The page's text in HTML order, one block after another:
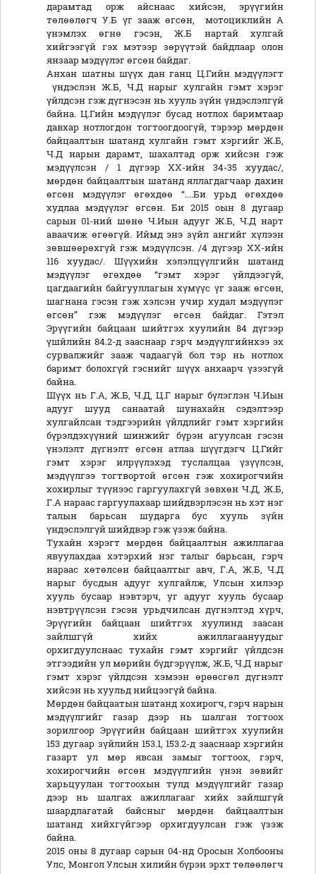
дарамтад орж айснаас хийсэн, эрүүгийн
төлөөлөгч У.Б үг зааж өгсөн, мотоциклийн А
үнэмлэх өгнө гэсэн, Ж.Б нартай хулгай
хийгээгүй гэх мэтээр зөрүүтэй байдлаар олон
янзаар мэдүүлэг өгсөн байдаг.
Анхан шатны шүүх дан ганц Ц.Гийн мэдүүлэгт
үндэслэн Ж.Б, Ч.Д нарыг хулгайн гэмт хэрэг
үйлдсэн гэж дүгнэсэн нь хууль зүйн үндэслэлгүй
байна. Ц.Гийн мэдүүлэг бусад нотлох баримтаар
давхар нотлогдон тогтоогдоогүй, тэрээр мөрдөн
байцаалтын шатанд хулгайн гэмт хэргийг Ж.Б,
Ч.Д нарын дарамт, шахалтад орж хийсэн гэж
мэдүүлсэн / 1 дүгээр ХХ-ийн 34-35 хуудас/,
мөрдөн байцаалтын шатанд яллагдагчаар дахин
өгсөн мэдүүлэг өгөхдөө “....Би урьд өгөхдөө
худлаа мэдүүлэг өгсөн. Би 2015 оын 8 дугаар
сарын 01-ний шөнө Ч.Иын адууг Ж.Б, Ч.Д нарт
аваачиж өгөөгүй. Иймд энэ зүйл ангийг хүлээн
зөвшөөрөхгүй гэж мэдүүлсэн. /4 дүгээр ХХ-ийн
116 хуудас/. Шүүхийн хэлэлцүүлгийн шатанд
мэдүүлэг өгөхдөө “гэмт хэрэг үйлдээгүй,
цагдаагийн байгууллагын хүмүүс үг зааж өгсөн,
шагнана гэсэн гэж хэлсэн учир худал мэдүүлэг
өгсөн” гэж мэдүүлэг өгсөн байдаг. Гэтэл
Эрүүгийн байцаан шийтгэх хуулийн 84 дүгээр
үшйлийн 84.2-д зааснаар гэрч мэдүүлгийнхээ эх
сурвалжийг зааж чадаагүй бол тэр нь нотлох
баримт болохгүй гэснийг шүүх анхаарч үзээгүй
байна.
Шүүх нь Г.А, Ж.Б, Ч.Д, Ц.Г нарыг бүлэглэн Ч.Иын
адууг шууд санаатай шунахайн сэдэлтээр
хулгайлсан тэдгээрийн үйлдлийг гэмт хэргийн
бүрэлдэхүүний шинжийг бүрэн агуулсан гэсэн
үнэлэлт дүгнэлт өгсөн атлаа шүүгдэгч Ц.Гийг
гэмт хэрэг илрүүлэхэд туслалцаа үзүүлсэн,
мэдүүлгээ тогтвортой өгсөн гэж хохирогчийн
хохирлыг түүнээс гаргуулахгүй зөвхөн Ч.Д, Ж.Б,
Г.А нараас гаргуулахаар шийдвэрлэсэн нь хэт нэг
талын барьсан шударга бус хууль зүйн
үндэслэлгүй шийдвэр гэж үзэж байна.
Тухайн хэрэгт мөрдөн байцаалтын ажиллагаа
явуулахдаа хэтэрхий нэг талыг барьсан, гэрч
нараас хөтөлсөн байцаалтыг авч, Г.А, Ж.Б, Ч.Д
нарыг бусдын адууг хулгайлж, Улсын хилээр
хууль бусаар нэвтэрч, уг адууг хууль бусаар
нэвтрүүлсэн гэсэн урьдчилсан дүгнэлтэд хүрч,
Эрүүгийн байцаан шийтгэх хуулинд заасан
зайлшгүй хийх ажиллагаануудыг
орхигдуулснаас тухайн гэмт хэргийг үйлдсэн
этгээдийн ул мөрийн бүдгэрүүлж, Ж.Б, Ч.Д нарыг
гэмт хэрэг үйлдсэн хэмээн өрөөсгөл дүгнэлт
хийсэн нь хуульд нийцээгүй байна.
Мөрдөн байцаатын шатанд хохирогч, гэрч нарын
мэдүүлгийг газар дээр нь шалган тогтоох
зорилгоор Эрүүгийн байцаан шийтгэх хуулийн
153 дугаар зүйлийн 153.1, 153.2-д зааснаар хэргийн
газарт ул мөр явсан замыг тогтоох, гэрч,
хохирогчийн өгсөн мэдүүлгийн үнэн зөвийг
харьцуулан тогтоохын тулд мэдүүлгийг газар
дээр нь шалгах ажиллагааг хийх зайлшгүй
шаардлагатай байсныг мөрдөн байцаалтын
шатанд хийхгүйгээр орхигдуулсан гэж үзэж
байна.
2015 оны 8 дугаар сарын 04-нд Оросын Холбооны
Улс, Монгол Улсын хилийн бүрэн эрхт төлөөлөгч